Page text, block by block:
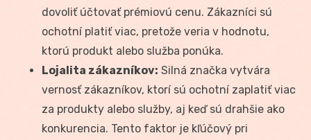
dovoliť účtovať prémiovú cenu. Zákazníci sú
ochotní platiť viac, pretože veria v hodnotu,
ktorú produkt alebo služba ponúka.
Lojalita zákazníkov: Silná značka vytvára
vernosť zákazníkov, ktorí sú ochotní zaplatiť viac
za produkty alebo služby, aj keď sú drahšie ako
konkurencia. Tento faktor je kľúčový pri